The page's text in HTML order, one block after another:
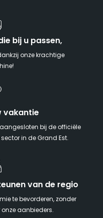
bij u passen,
onze krachtige
vakantie
bij de officiële
in de Grand Est.
van de regio
te bevorderen, zonder
aanbieders.